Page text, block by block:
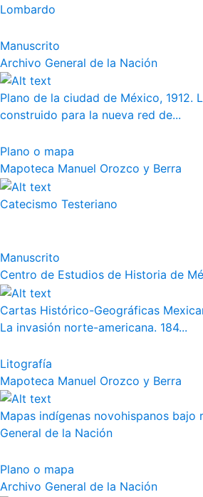
Lombardo
Manuscrito
Archivo General de la Nación
Plano de la ciudad de México, 1912.
construido para la nueva red de...
Plano o mapa
Mapoteca Manuel Orozco y Berra
Catecismo Testeriano
Manuscrito
Centro de Estudios de Historia de
Cartas Histórico-Geográficas
La invasión norte-americana. 184...
Litografía
Mapoteca Manuel Orozco y Berra
Mapas indígenas novohispanos bajo
General de la Nación
Plano o mapa
Archivo General de la Nación